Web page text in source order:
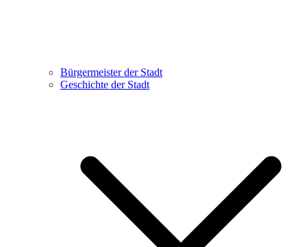
Bürgermeister der Stadt
Geschichte der Stadt